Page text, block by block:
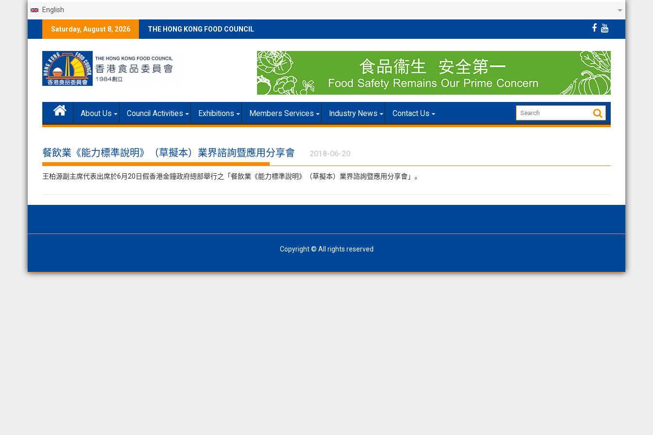
English
Saturday, August 8, 2026 THE HONG KONG FOOD COUNCIL
About Us Council Activities Exhibitions Members Services Industry News Contact Us
餐飲業《能力標準說明》（草擬本）業界諮詢暨應用分享會 2018-06-20
王柏源副主席代表出席於6月20日假香港金鐘政府總部舉行之「餐飲業《能力標準說明》（草擬本）業界諮詢暨應用分享會」。
Copyright © All rights reserved